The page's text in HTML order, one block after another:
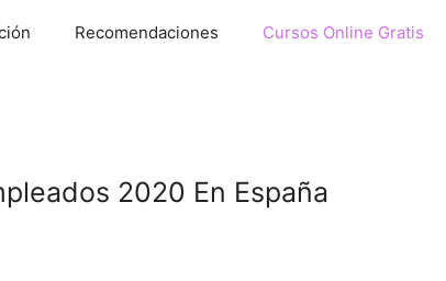
Recomendaciones Cursos Online Gratis
2020 En España